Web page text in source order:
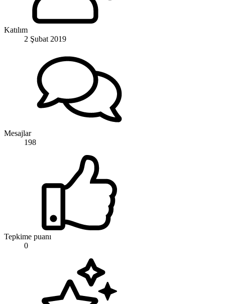
Katılım
2 Şubat 2019
Mesajlar
198
Tepkime puanı
0